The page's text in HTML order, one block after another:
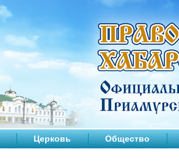
Церковь Общество